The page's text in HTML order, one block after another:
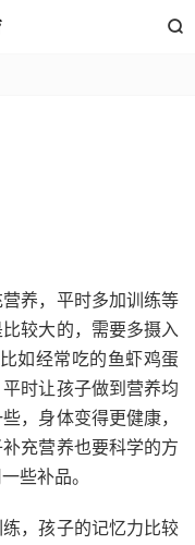

养，平时多加训练等
较大的，需要多摄入
如经常吃的鱼虾鸡蛋
时让孩子做到营养均
，身体变得更健康，
充营养也要科学的方
些补品。
，孩子的记忆力比较